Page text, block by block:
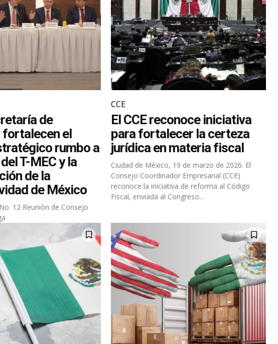
de
fortalecen el
rumbo a
T-MEC y la
de la
de México
12 Reunión de Consejo
CCE
El CCE reconoce iniciativa
para fortalecer la certeza
jurídica en materia fiscal
Ciudad de México, 19 de marzo de 2026. El
Consejo Coordinador Empresarial (CCE)
reconoce la iniciativa de reforma al Código
Fiscal, enviada al Congreso...